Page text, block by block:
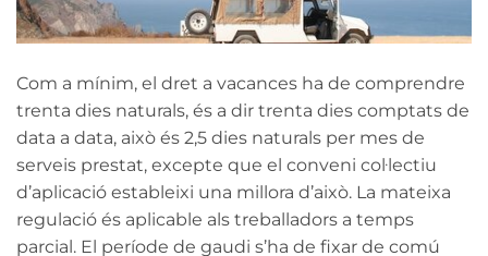
Com a mínim, el dret a vacances ha de comprendre
trenta dies naturals, és a dir trenta dies comptats de
data a data, això és 2,5 dies naturals per mes de
serveis prestat, excepte que el conveni col·lectiu
d’aplicació estableixi una millora d’això. La mateixa
regulació és aplicable als treballadors a temps
parcial. El període de gaudi s’ha de fixar de comú